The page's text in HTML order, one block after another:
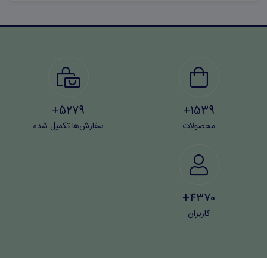
1539+
محصولات
5279+
سفارش‌ها تکمیل شده
4370+
کاربران